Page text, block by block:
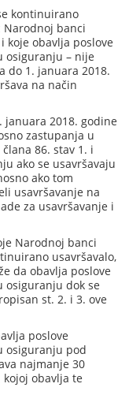
kontinuirano
Narodnoj banci
koje obavlja poslove
osiguranju – nije
do 1. januara 2018.
na način
januara 2018. godine
zastupanja u
86. stav 1. i
ako se usavršavaju
ako tom
usavršavanje na
za usavršavanje i
Narodnoj banci
usavršavalo,
da obavlja poslove
osiguranju dok se
st. 2. i 3. ove
poslove
osiguranju pod
najmanje 30
obavlja te